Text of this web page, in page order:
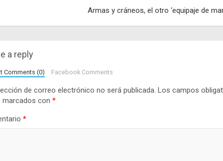
Armas y cráneos, el otro ‘equipaje de
a reply
Comments (0) Facebook Comments
de correo electrónico no será publicada. Los campos
marcados con *
*